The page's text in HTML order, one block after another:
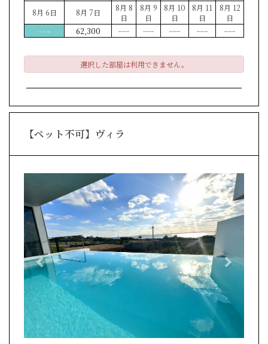
8月 6日
8月 7日
8月 8
日
8月 9
日
8月 10
日
8月 11
日
8月 12
日
- - -
62,300 - - - - - - - - - - - - - - -
選択した部屋は利用できません。
【ペット不可】ヴィラ
Previous Next